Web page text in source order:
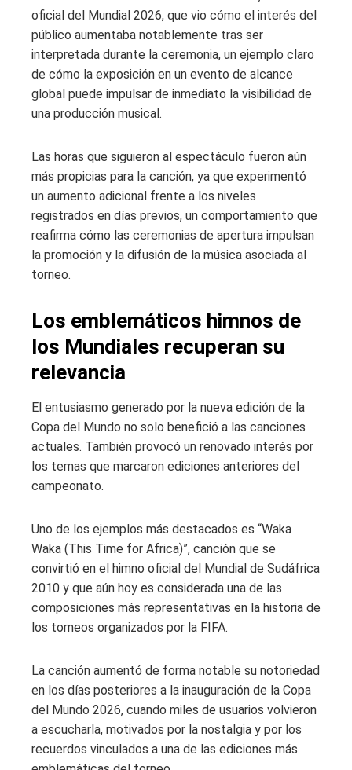
oficial del Mundial 2026, que vio cómo el interés del
público aumentaba notablemente tras ser
interpretada durante la ceremonia, un ejemplo claro
de cómo la exposición en un evento de alcance
global puede impulsar de inmediato la visibilidad de
una producción musical.
Las horas que siguieron al espectáculo fueron aún
más propicias para la canción, ya que experimentó
un aumento adicional frente a los niveles
registrados en días previos, un comportamiento que
reafirma cómo las ceremonias de apertura impulsan
la promoción y la difusión de la música asociada al
torneo.
Los emblemáticos himnos de
los Mundiales recuperan su
relevancia
El entusiasmo generado por la nueva edición de la
Copa del Mundo no solo benefició a las canciones
actuales. También provocó un renovado interés por
los temas que marcaron ediciones anteriores del
campeonato.
Uno de los ejemplos más destacados es “Waka
Waka (This Time for Africa)”, canción que se
convirtió en el himno oficial del Mundial de Sudáfrica
2010 y que aún hoy es considerada una de las
composiciones más representativas en la historia de
los torneos organizados por la FIFA.
La canción aumentó de forma notable su notoriedad
en los días posteriores a la inauguración de la Copa
del Mundo 2026, cuando miles de usuarios volvieron
a escucharla, motivados por la nostalgia y por los
recuerdos vinculados a una de las ediciones más